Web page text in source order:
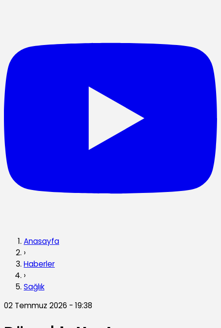
Anasayfa
›
Haberler
›
Sağlık
02 Temmuz 2026 - 19:38